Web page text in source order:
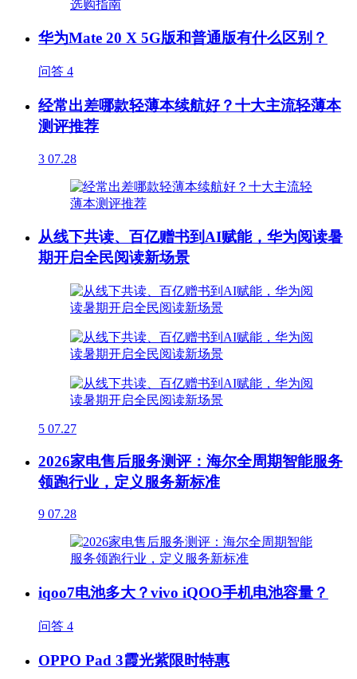
华为Mate 20 X 5G版和普通版有什么区别？
问答 4
经常出差哪款轻薄本续航好？十大主流轻薄本
测评推荐
3 07.28
从线下共读、百亿赠书到AI赋能，华为阅读暑
期开启全民阅读新场景
5 07.27
2026家电售后服务测评：海尔全周期智能服务
领跑行业，定义服务新标准
9 07.28
iqoo7电池多大？vivo iQOO手机电池容量？
问答 4
OPPO Pad 3霞光紫限时特惠